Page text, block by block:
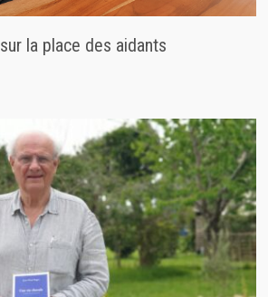
la place des aidants